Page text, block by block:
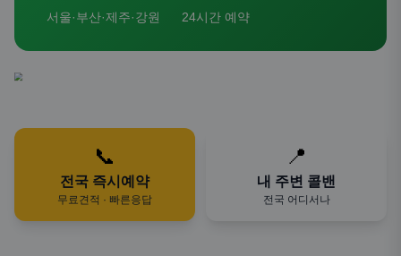
서울·부산·제주·강원 24시간 예약
📞
전국 즉시예약
무료견적 · 빠른응답
📍
내 주변 콜밴
전국 어디서나